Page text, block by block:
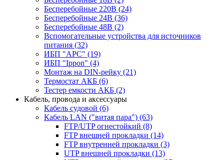
Бесперебойные 220В (24)
Бесперебойные 24В (36)
Бесперебойные 48В (2)
Вспомогательные устройства для источников
питания (32)
ИБП "APC" (19)
ИБП "Ippon" (4)
Монтаж на DIN-рейку (21)
Термостат АКБ (6)
Тестер емкости АКБ (2)
Кабель, провода и аксессуары
Кабель судовой (6)
Кабель LAN ("витая пара") (63)
FTP/UTP огнестойкий (8)
FTP внешней прокладки (14)
FTP внутренней прокладки (3)
UTP внешней прокладки (13)